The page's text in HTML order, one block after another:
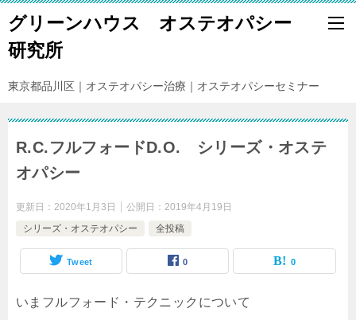
グリーンハウス オステオパシー
研究所
東京都品川区｜オステオパシー治療｜オステオパシーセミナー
R.C.フルフォードD.O. シリーズ・オステ
オパシー
更新日： 2020年1月3日 公開日： 2019年4月19日
シリーズ・オステオパシー
全投稿
Tweet 0 0
いまフルフォード・テクニックについて